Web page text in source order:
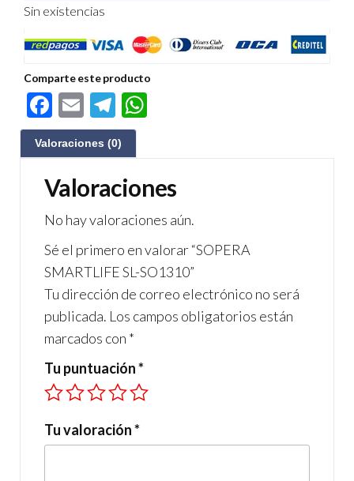
Sin existencias
Comparte este producto
F
ac
e
b
o
o
k
E
m
ail
Te
le
gr
a
m
s
A
p
p
Valoraciones (0)
Valoraciones
No hay valoraciones aún.
Sé el primero en valorar “SOPERA
SMARTLIFE SL-SO1310”
Tu dirección de correo electrónico no será
publicada. Los campos obligatorios están
marcados con *
Tu puntuación*
Tu valoración*